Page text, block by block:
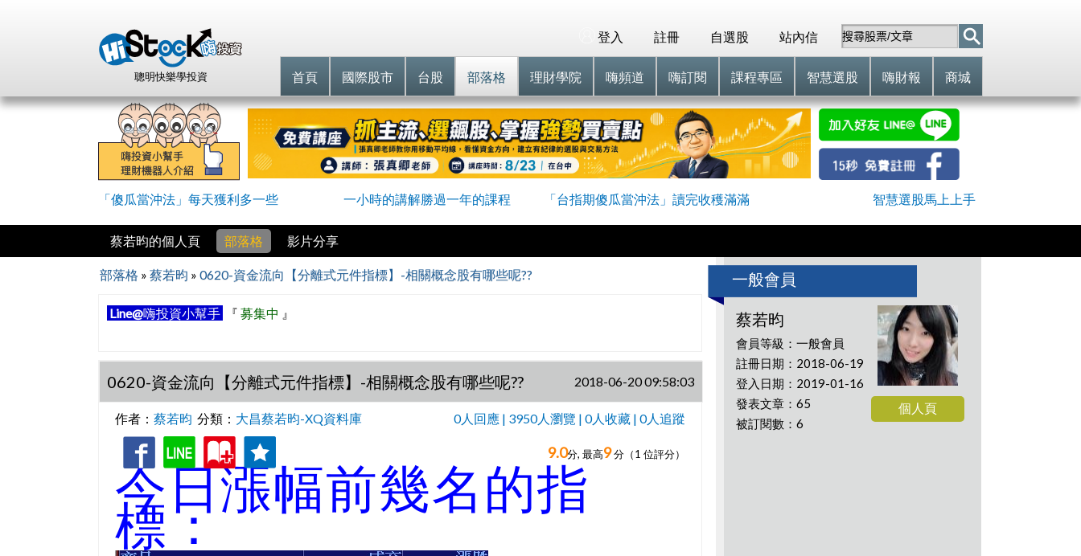
聰明快樂學投資
站內信
自選股
註冊
登入
首頁 國際股市 台股 部落格 理財學院 嗨頻道 嗨訂閱 課程專區 智慧選股 嗨財報 商城
「傻瓜當沖法」每天獲利多一些 一小時的講解勝過一年的課程 「台指期傻瓜當沖法」讀完收穫滿滿 智慧選股馬上上手
蔡若昀的個人頁 部落格 影片分享
部落格 » 蔡若昀 » 0620-資金流向【分離式元件指標】-相關概念股有哪些呢??
Line@嗨投資小幫手 『 募集中 』
0620-資金流向【分離式元件指標】-相關概念股有哪些呢?? 2018-06-20 09:58:03
作者： 蔡若昀 分類： 大昌蔡若昀-XQ資料庫 0人回應 | 3950人瀏覽 | 0人收藏 | 0人追蹤
收
藏
追
蹤
9.0分, 最高9分（1 位評分）
今日漲幅前幾名的指
標：
一般會員
蔡若昀
會員等級：一般會員
註冊日期：2018-06-19
登入日期：2019-01-16
發表文章：65
被訂閱數：6
個人頁